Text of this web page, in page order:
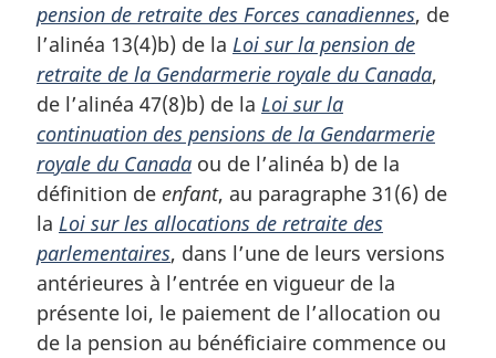
pension de retraite des Forces canadiennes, de
l’alinéa 13(4)b) de la Loi sur la pension de
retraite de la Gendarmerie royale du Canada,
de l’alinéa 47(8)b) de la Loi sur la
continuation des pensions de la Gendarmerie
royale du Canada ou de l’alinéa b) de la
définition de enfant, au paragraphe 31(6) de
la Loi sur les allocations de retraite des
parlementaires, dans l’une de leurs versions
antérieures à l’entrée en vigueur de la
présente loi, le paiement de l’allocation ou
de la pension au bénéficiaire commence ou